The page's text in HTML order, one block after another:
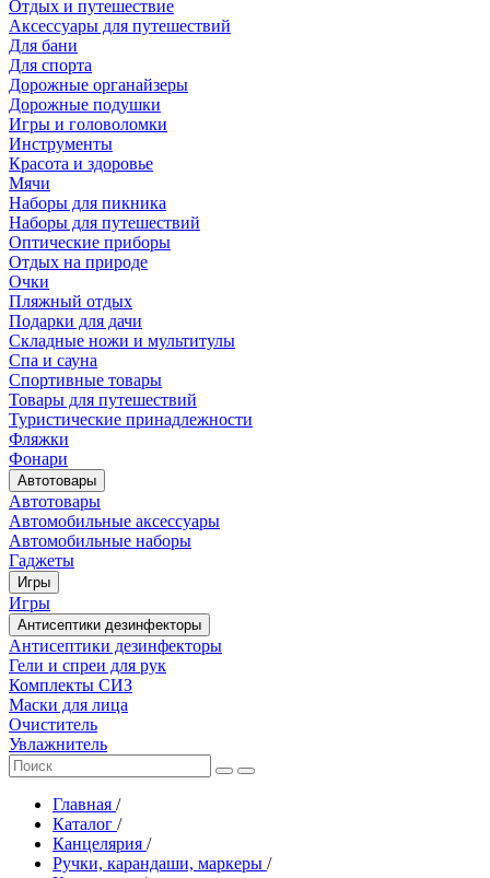
Отдых и путешествие
Аксессуары для путешествий
Для бани
Для спорта
Дорожные органайзеры
Дорожные подушки
Игры и головоломки
Инструменты
Красота и здоровье
Мячи
Наборы для пикника
Наборы для путешествий
Оптические приборы
Отдых на природе
Очки
Пляжный отдых
Подарки для дачи
Складные ножи и мультитулы
Спа и сауна
Спортивные товары
Товары для путешествий
Туристические принадлежности
Фляжки
Фонари
Автотовары
Автотовары
Автомобильные аксессуары
Автомобильные наборы
Гаджеты
Игры
Игры
Антисептики дезинфекторы
Антисептики дезинфекторы
Гели и спреи для рук
Комплекты СИЗ
Маски для лица
Очиститель
Увлажнитель
Главная /
Каталог /
Канцелярия /
Ручки, карандаши, маркеры /